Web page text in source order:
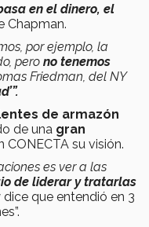
en el dinero, el
Chapman.
por ejemplo, la
pero no tenemos
Friedman, del NY
de armazón
de una gran
CONECTA su visión.
es ver a las
de liderar y tratarlas
dice que entendió en 3